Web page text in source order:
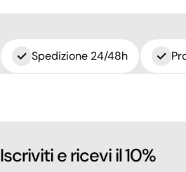
Spedizione 24/48h
Iscriviti e ricevi il 10%